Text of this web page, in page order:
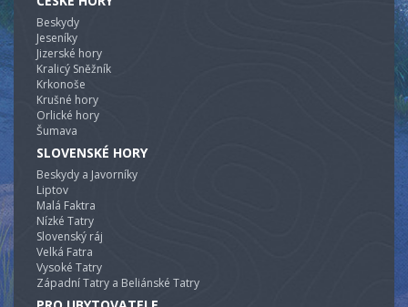
Beskydy
Jeseníky
Jizerské hory
Kralicý Sněžník
Krkonoše
Krušné hory
Orlické hory
Šumava
SLOVENSKÉ HORY
Beskydy a Javorníky
Liptov
Malá Faktra
Nízké Tatry
Slovenský ráj
Velká Fatra
Vysoké Tatry
Západní Tatry a Beliánské Tatry